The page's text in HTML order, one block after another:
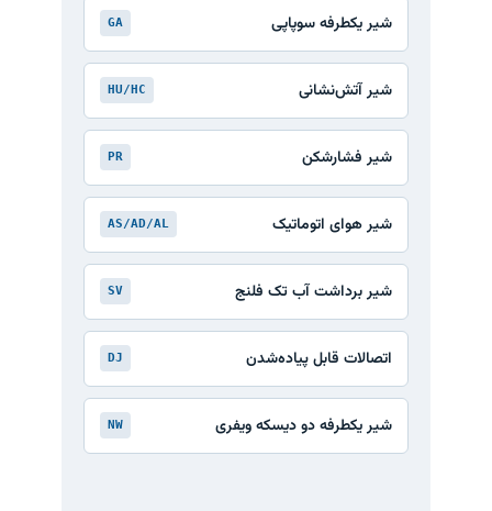
شیر یکطرفه سوپاپی GA
شیر آتش‌نشانی HU/HC
شیر فشارشکن PR
شیر هوای اتوماتیک AS/AD/AL
شیر برداشت آب تک فلنج SV
اتصالات قابل پیاده‌شدن DJ
شیر یکطرفه دو دیسکه ویفری NW